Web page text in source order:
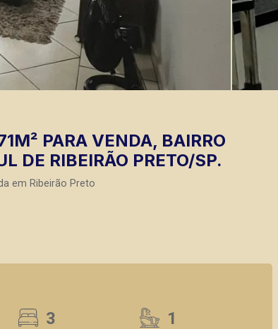
PARA VENDA, BAIRRO
DE RIBEIRÃO PRETO/SP.
em Ribeirão Preto
3 1